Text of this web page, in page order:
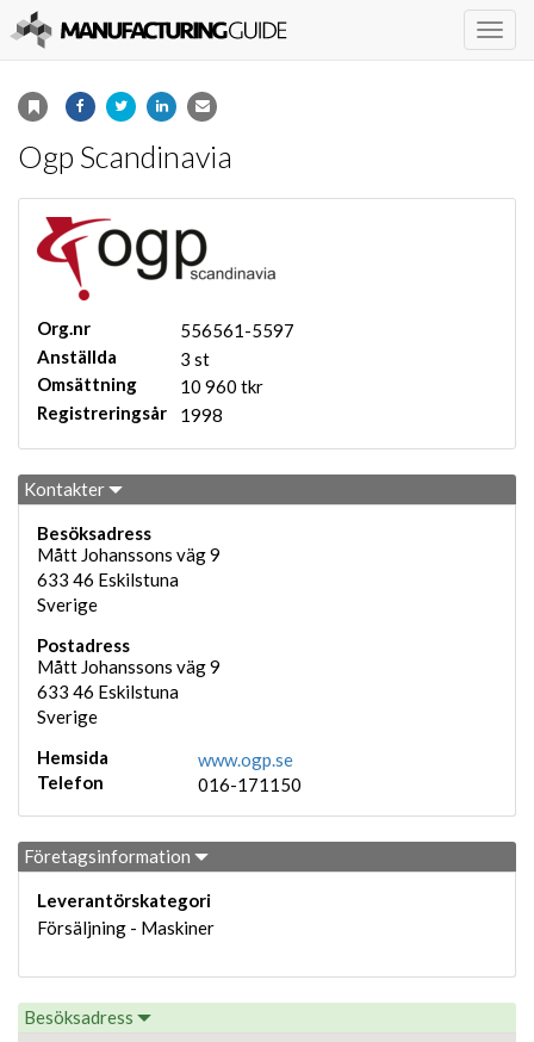
Ogp Scandinavia
Org.nr
556561-5597
Anställda
3 st
Omsättning
10 960 tkr
Registreringsår
1998
Kontakter
Besöksadress
Mått Johanssons väg 9
633 46 Eskilstuna
Sverige
Postadress
Mått Johanssons väg 9
633 46 Eskilstuna
Sverige
Hemsida
www.ogp.se
Telefon
016-171150
Företagsinformation
Leverantörskategori
Försäljning - Maskiner
Besöksadress